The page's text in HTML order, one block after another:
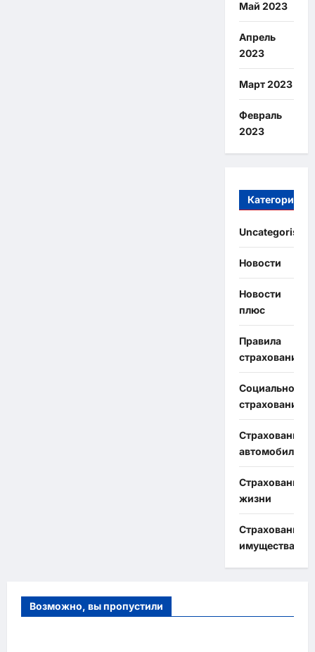
Май 2023
Апрель
2023
Март 2023
Февраль
2023
Категории
Uncategorised
Новости
Новости
плюс
Правила
страхования
Социальное
страхование
Страхование
автомобиля
Страхование
жизни
Страхование
имущества
Возможно, вы пропустили